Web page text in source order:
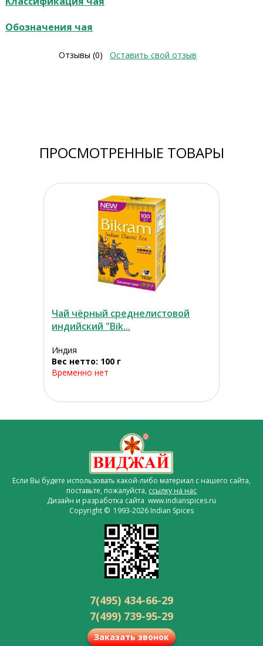
Обозначения чая
Отзывы (0) Оставить свой отзыв
ПРОСМОТРЕННЫЕ ТОВАРЫ
Чай чёрный среднелистовой
индийский "Bik...
Индия
Вес нетто: 100 г
Временно нет
Если Вы будете использовать какой-либо материал с нашего сайта,
поставьте, пожалуйста, ссылку на нас
Дизайн и разработка сайта www.indianspices.ru
Copyright © 1993-2026 Indian Spices
7(495) 434-66-29
7(499) 739-95-29
Заказать звонок